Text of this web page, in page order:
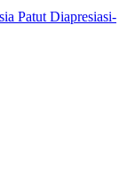
Patut Diapresiasi-